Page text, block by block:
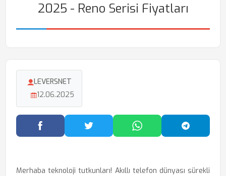
2025 - Reno Serisi Fiyatları
LEVERSNET
12.06.2025
Facebook'ta PaylaşTwitter'da PaylaşWhatsApp'ta Paylaş
Merhaba teknoloji tutkunları! Akıllı telefon dünyası sürekli